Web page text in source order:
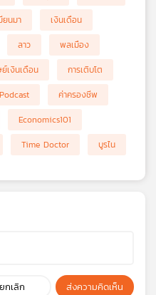
ยนมา
เงินเดือน
ลาว
พลเมือง
เงินเดือน
การเติบโต
ค่าครองชีพ
Economics101
Time Doctor บูรไน
ยกเลิก ส่งความคิดเห็น